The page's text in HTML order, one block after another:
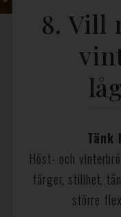
8. Vill
Tänk
Höst- och
färger, stillhet,
större